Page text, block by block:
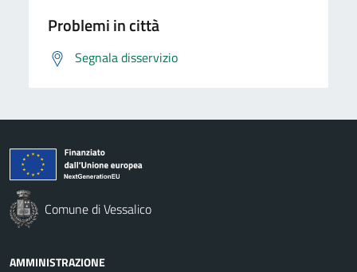
Problemi in città
Segnala disservizio
Comune di Vessalico
AMMINISTRAZIONE